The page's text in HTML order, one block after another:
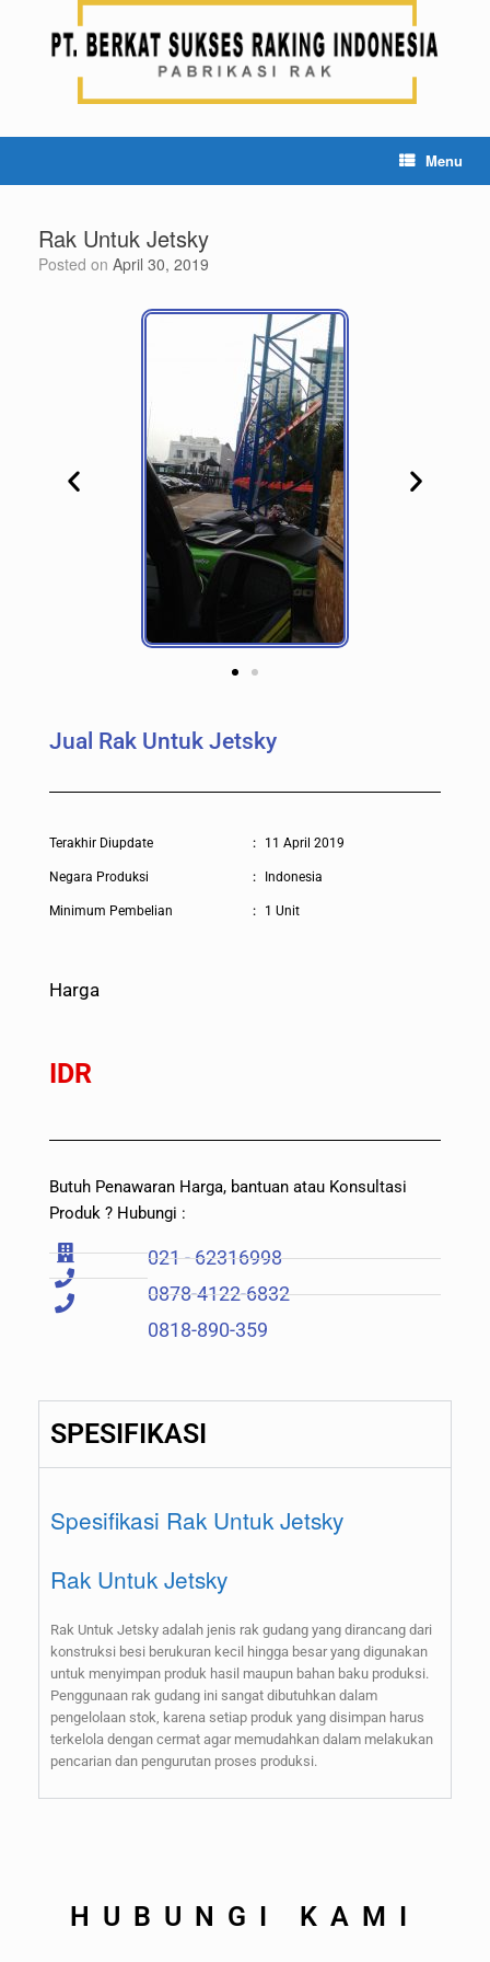
Menu
Rak Untuk Jetsky
Posted on April 30, 2019
Jual Rak Untuk Jetsky
Terakhir Diupdate
Negara Produksi
Minimum Pembelian
Harga
IDR
:
:
:
11 April 2019
Indonesia
1 Unit
Butuh Penawaran Harga, bantuan atau Konsultasi
Produk ? Hubungi :
021 - 62316998
0878-4122-6832
0818-890-359
SPESIFIKASI
Spesifikasi Rak Untuk Jetsky
Rak Untuk Jetsky
Rak Untuk Jetsky adalah jenis rak gudang yang dirancang dari
konstruksi besi berukuran kecil hingga besar yang digunakan
untuk menyimpan produk hasil maupun bahan baku produksi.
Penggunaan rak gudang ini sangat dibutuhkan dalam
pengelolaan stok, karena setiap produk yang disimpan harus
terkelola dengan cermat agar memudahkan dalam melakukan
pencarian dan pengurutan proses produksi.
HUBUNGI KAMI